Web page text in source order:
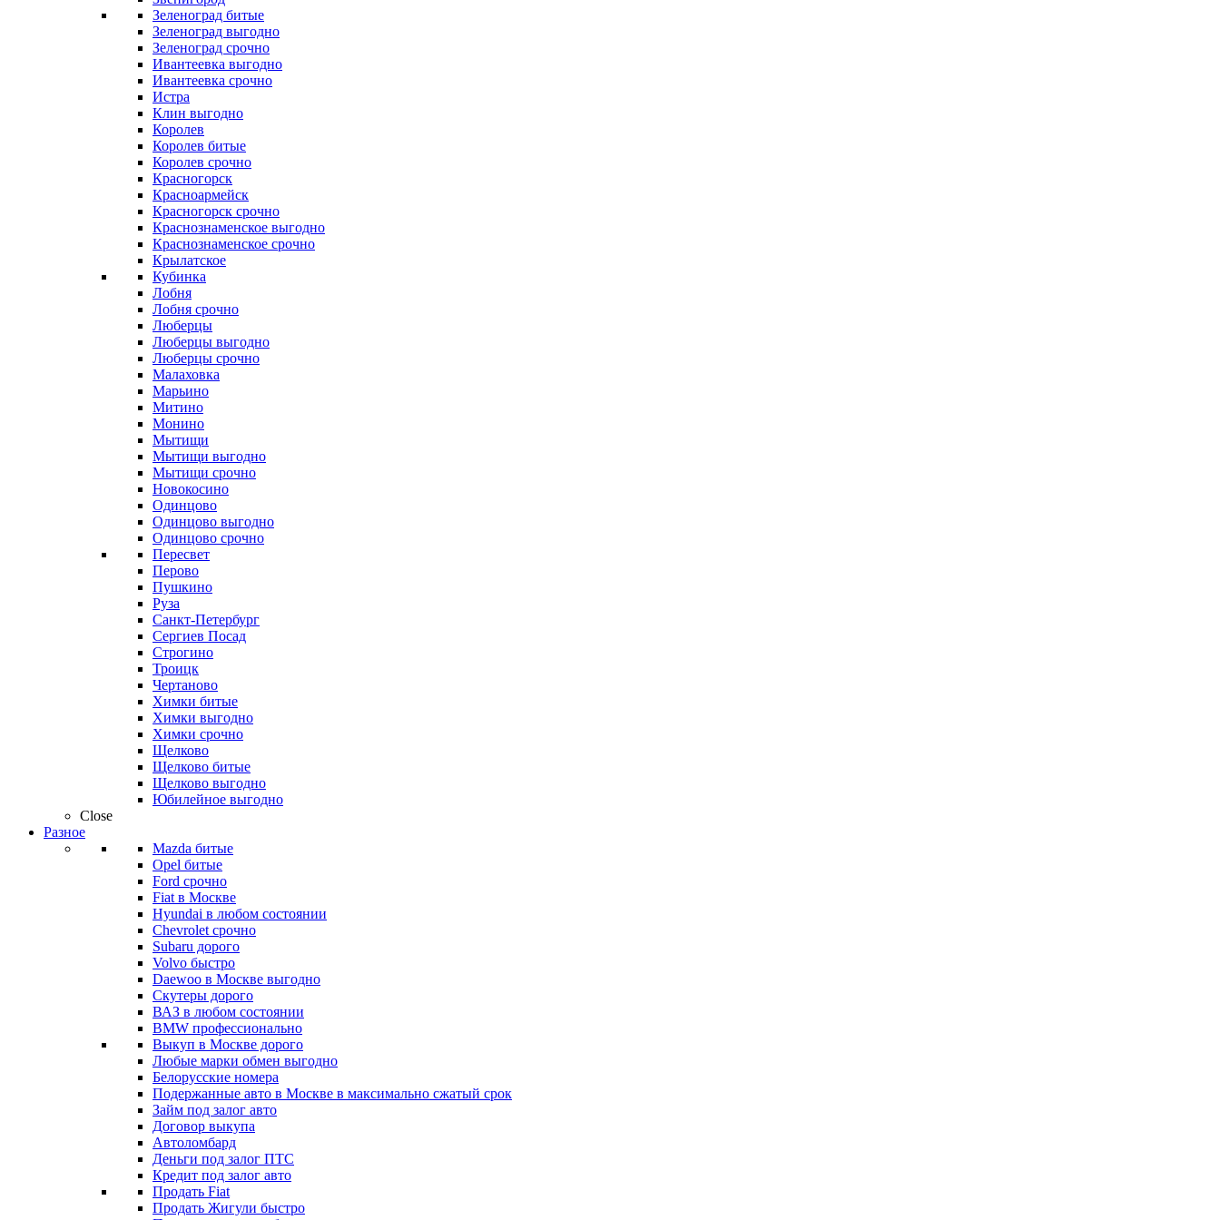
Зеленоград битые
Зеленоград выгодно
Зеленоград срочно
Ивантеевка выгодно
Ивантеевка срочно
Истра
Клин выгодно
Королев
Королев битые
Королев срочно
Красногорск
Красноармейск
Красногорск срочно
Краснознаменское выгодно
Краснознаменское срочно
Крылатское
Кубинка
Лобня
Лобня срочно
Люберцы
Люберцы выгодно
Люберцы срочно
Малаховка
Марьино
Митино
Монино
Мытищи
Мытищи выгодно
Мытищи срочно
Новокосино
Одинцово
Одинцово выгодно
Одинцово срочно
Пересвет
Перово
Пушкино
Руза
Санкт-Петербург
Сергиев Посад
Строгино
Троицк
Чертаново
Химки битые
Химки выгодно
Химки срочно
Щелково
Щелково битые
Щелково выгодно
Юбилейное выгодно
Close
Разное
Mazda битые
Opel битые
Ford срочно
Fiat в Москве
Hyundai в любом состоянии
Chevrolet срочно
Subaru дорого
Volvo быстро
Daewoo в Москве выгодно
Скутеры дорого
ВАЗ в любом состоянии
BMW профессионально
Выкуп в Москве дорого
Любые марки обмен выгодно
Белорусские номера
Подержанные авто в Москве в максимально сжатый срок
Займ под залог авто
Договор выкупа
Автоломбард
Деньги под залог ПТС
Кредит под залог авто
Продать Fiat
Продать Жигули быстро